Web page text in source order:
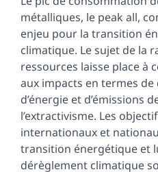
Bibliographie
Illustrations
Citer cet article
Auteur
métalliques, le peak all,
enjeu pour la transition
climatique. Le sujet de la
ressources laisse place à
aux impacts en termes
d’énergie et d’émissions
l’extractivisme. Les
internationaux et
transition énergétique et
dérèglement climatique